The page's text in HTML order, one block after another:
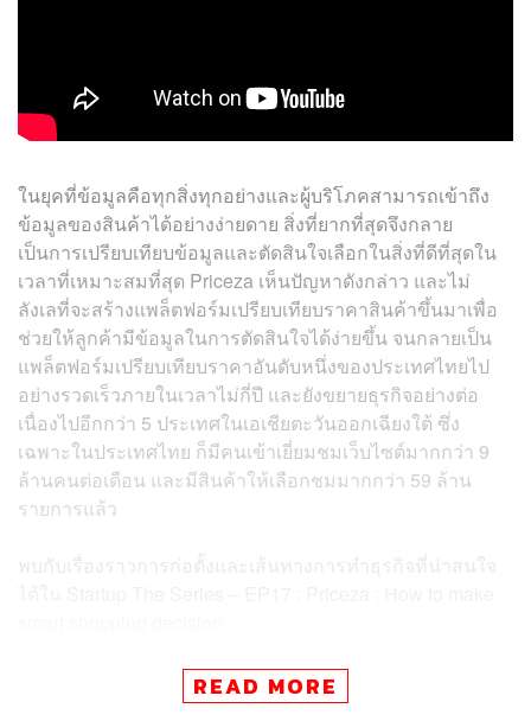
ในยุคที่ข้อมูลคือทุกสิ่งทุกอย่างและผู้บริโภคสามารถเข้าถึง
ข้อมูลของสินค้าได้อย่างง่ายดาย สิ่งที่ยากที่สุดจึงกลาย
เป็นการเปรียบเทียบข้อมูลและตัดสินใจเลือกในสิ่งที่ดีที่สุดใน
เวลาที่เหมาะสมที่สุด Priceza เห็นปัญหาดังกล่าว และไม่
ลังเลที่จะสร้างแพล็ตฟอร์มเปรียบเทียบราคาสินค้าขึ้นมาเพื่อ
ช่วยให้ลูกค้ามีข้อมูลในการตัดสินใจได้ง่ายขึ้น จนกลายเป็น
แพล็ตฟอร์มเปรียบเทียบราคาอันดับหนึ่งของประเทศไทยไป
อย่างรวดเร็วภายในเวลาไม่กี่ปี และยังขยายธุรกิจอย่างต่อ
เนื่องไปอีกกว่า 5 ประเทศในเอเชียตะวันออกเฉียงใต้ ซึ่ง
เฉพาะในประเทศไทย ก็มีคนเข้าเยี่ยมชมเว็บไซต์มากกว่า 9
ล้านคนต่อเดือน และมีสินค้าให้เลือกชมมากกว่า 59 ล้าน
รายการแล้ว
พบกับเรื่องราวการก่อตั้งและเส้นทางการทำธุรกิจที่น่าสนใจ
Startup AIS
READ MORE